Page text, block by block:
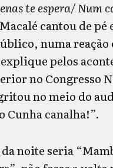
te espera/ Num
cantou de pé
numa reação
pelos
no Congresso
no meio do
Cunha canalha!”.
noite seria